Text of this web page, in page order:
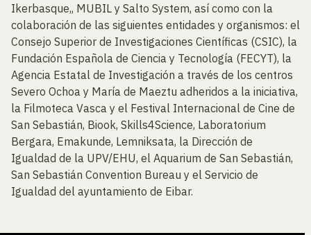
Ikerbasque,, MUBIL y Salto System, así como con la
colaboración de las siguientes entidades y organismos: el
Consejo Superior de Investigaciones Científicas (CSIC), la
Fundación Española de Ciencia y Tecnología (FECYT), la
Agencia Estatal de Investigación a través de los centros
Severo Ochoa y María de Maeztu adheridos a la iniciativa,
la Filmoteca Vasca y el Festival Internacional de Cine de
San Sebastián, Biook, Skills4Science, Laboratorium
Bergara, Emakunde, Lemniksata, la Dirección de
Igualdad de la UPV/EHU, el Aquarium de San Sebastián,
San Sebastián Convention Bureau y el Servicio de
Igualdad del ayuntamiento de Eibar.